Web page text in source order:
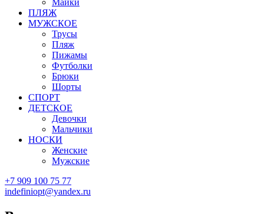
Майки
ПЛЯЖ
МУЖСКОЕ
Трусы
Пляж
Пижамы
Футболки
Брюки
Шорты
СПОРТ
ДЕТСКОЕ
Девочки
Мальчики
НОСКИ
Женские
Мужские
+7 909 100 75 77
indefiniopt@yandex.ru